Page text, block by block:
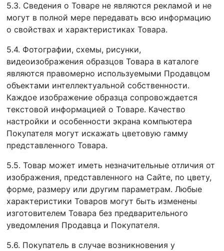
5.3. Сведения о Товаре не являются рекламой и не
могут в полной мере передавать всю информацию
о свойствах и характеристиках Товара.
5.4. Фотографии, схемы, рисунки,
видеоизображения образцов Товара в каталоге
являются правомерно используемыми Продавцом
объектами интеллектуальной собственности.
Каждое изображение образца сопровождается
текстовой информацией о Товаре. Качество
настройки и особенности экрана компьютера
Покупателя могут искажать цветовую гамму
представленного Товара.
5.5. Товар может иметь незначительные отличия от
изображения, представленного на Сайте, по цвету,
форме, размеру или другим параметрам. Любые
характеристики Товаров могут быть изменены
изготовителем Товара без предварительного
уведомления Продавца и Покупателя.
5.6. Покупатель в случае возникновения у